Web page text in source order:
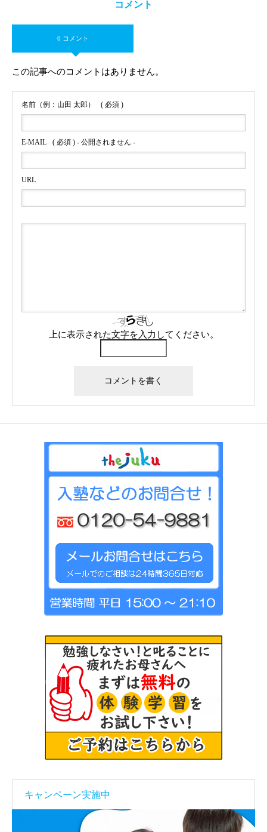
コメント
0 コメント
この記事へのコメントはありません。
名前（例：山田 太郎） ( 必須 )
E-MAIL ( 必須 ) - 公開されません -
URL
上に表示された文字を入力してください。
キャンペーン実施中